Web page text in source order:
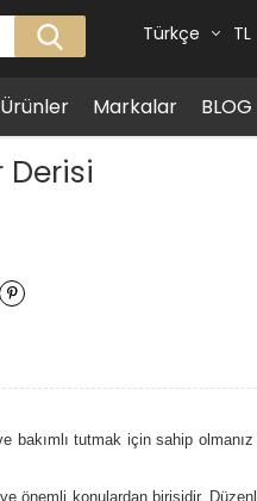
Markalar BLOG
TL
Türkçe
Derisi
bakımlı tutmak için sahip
önemli konulardan birisidir.